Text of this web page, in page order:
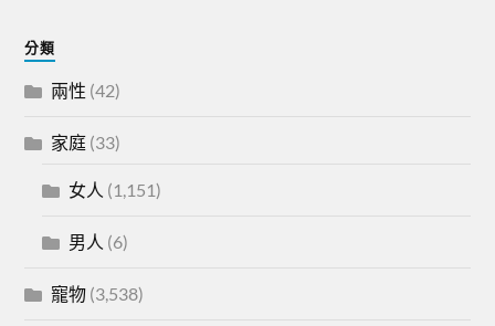
分類
兩性 (42)
家庭 (33)
女人 (1,151)
男人 (6)
寵物 (3,538)